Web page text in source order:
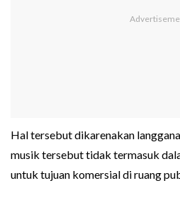
Hal tersebut dikarenakan
musik tersebut tidak termasuk
untuk tujuan komersial di ruang